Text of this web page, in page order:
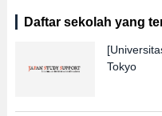
Daftar sekolah yang
Tokyo